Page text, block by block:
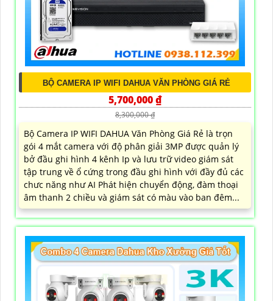
BỘ CAMERA IP WIFI DAHUA VĂN PHÒNG GIÁ RẺ
5,700,000 ₫
8,300,000 ₫
Bộ Camera IP WIFI DAHUA Văn Phòng Giá Rẻ là trọn
gói 4 mắt camera với độ phân giải 3MP được quản lý
bở đầu ghi hình 4 kênh Ip và lưu trữ video giám sát
tập trung về ổ cứng trong đầu ghi hình với đầy đủ các
chưc năng như AI Phát hiện chuyển động, đàm thoại
âm thanh 2 chiều và giám sát có màu vào ban đêm...